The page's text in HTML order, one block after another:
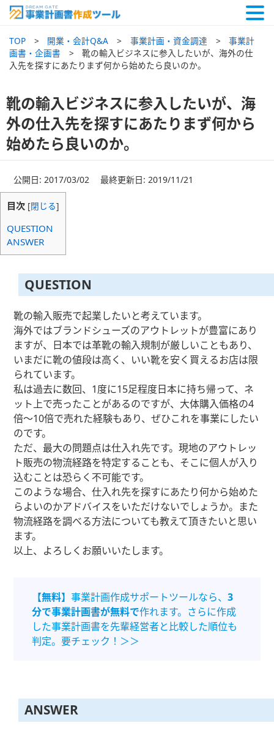
TOP 開業・会計Q&A 事業計画・資金調達
事業計
画書・企画書
靴の輸入ビジネスに参入したいが、海外の仕
入先を探すにあたりまず何から始めたら良いのか。
靴の輸入ビジネスに参入したいが、海
外の仕入先を探すにあたりまず何から
始めたら良いのか。
公開日: 2017/03/02 最終更新日: 2019/11/21
目次 [閉じる]
QUESTION
ANSWER
QUESTION
靴の輸入販売で起業したいと考えています。
海外ではブランドシューズのアウトレットが豊富にあり
ますが、日本では革靴の輸入規制が厳しいこともあり、
いまだに靴の値段は高く、いい靴を安く買えるお店は限
られています。
私は過去に数回、1度に15足程度日本に持ち帰って、ネ
ット上で売ったことがあるのですが、大体購入価格の4
倍〜10倍で売れた経験もあり、ぜひこれを事業にしたい
のです。
ただ、最大の問題点は仕入れ先です。現地のアウトレッ
ト販売の物流経路を特定することも、そこに個人が入り
込むことは恐らく不可能です。
このような場合、仕入れ先を探すにあたり何から始めた
らよいのかアドバイスをいただけないでしょうか。また
物流経路を調べる方法についても教えて頂きたいと思い
ます。
以上、よろしくお願いいたします。
【無料】事業計画作成サポートツールなら、3
分で事業計画書が無料で作れます。さらに作成
した事業計画書を先輩経営者と比較した順位も
判定。要チェック！＞＞
ANSWER